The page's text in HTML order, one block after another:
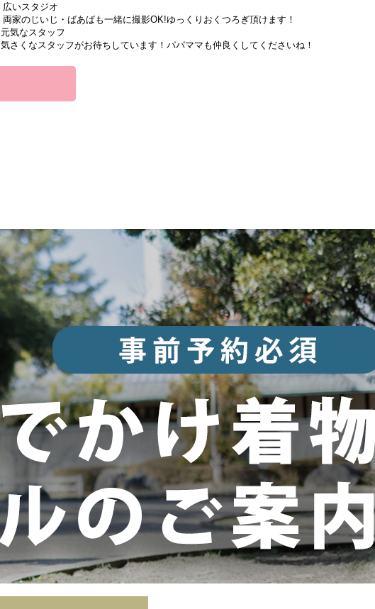
広いスタジオ
両家のじいじ・ばあばも一緒に撮影OK!ゆっくりおくつろぎ頂けます！
元気なスタッフ
気さくなスタッフがお待ちしています！パパママも仲良くしてくださいね！